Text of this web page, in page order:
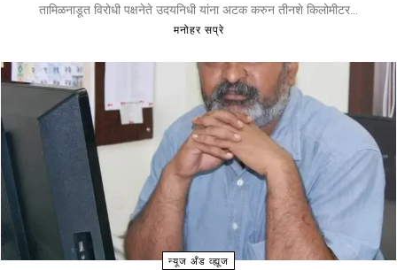
तामिळनाडूत विरोधी पक्षनेते उदयनिधी यांना अटक करुन तीनशे किलोमीटर...
मनोहर सप्रे
न्यूज अँड व्ह्यूज